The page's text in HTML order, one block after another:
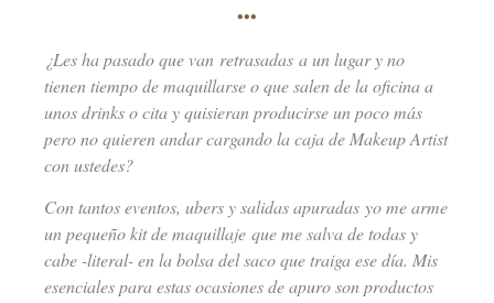
•••
¿Les ha pasado que van retrasadas a un lugar y no
tienen tiempo de maquillarse o que salen de la oficina a
unos drinks o cita y quisieran producirse un poco más
pero no quieren andar cargando la caja de Makeup Artist
con ustedes?
Con tantos eventos, ubers y salidas apuradas yo me arme
un pequeño kit de maquillaje que me salva de todas y
cabe -literal- en la bolsa del saco que traiga ese día. Mis
esenciales para estas ocasiones de apuro son productos